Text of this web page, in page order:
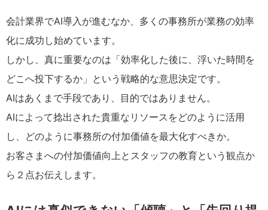
会計業界でAI導入が進むなか、多くの事務所が業務の効率
化に成功し始めています。
しかし、真に重要なのは「効率化した後に、浮いた時間を
どこへ投下するか」という戦略的な意思決定です。
AIはあくまで手段であり、目的ではありません。
AIによって捻出された貴重なリソースをどのように活用
し、どのように事務所の付加価値を最大化すべきか。
お客さまへの付加価値向上とスタッフの教育という観点か
ら２点お伝えします。